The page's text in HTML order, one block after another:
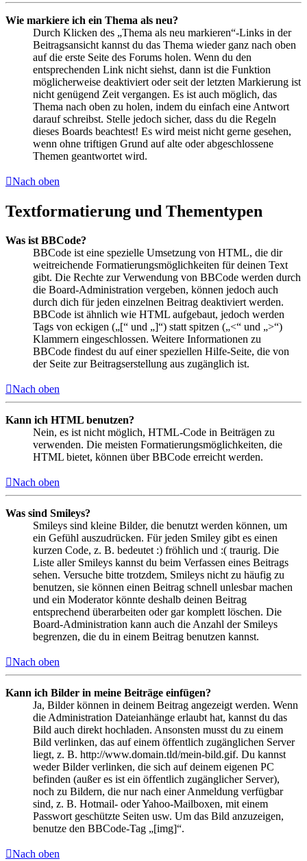
Wie markiere ich ein Thema als neu?
Durch Klicken des „Thema als neu markieren“-Links in der
Beitragsansicht kannst du das Thema wieder ganz nach oben
auf die erste Seite des Forums holen. Wenn du den
entsprechenden Link nicht siehst, dann ist die Funktion
möglicherweise deaktiviert oder seit der letzten Markierung ist
nicht genügend Zeit vergangen. Es ist auch möglich, das
Thema nach oben zu holen, indem du einfach eine Antwort
darauf schreibst. Stelle jedoch sicher, dass du die Regeln
dieses Boards beachtest! Es wird meist nicht gerne gesehen,
wenn ohne triftigen Grund auf alte oder abgeschlossene
Themen geantwortet wird.
Nach oben
Textformatierung und Thementypen
Was ist BBCode?
BBCode ist eine spezielle Umsetzung von HTML, die dir
weitreichende Formatierungsmöglichkeiten für deinen Text
gibt. Die Rechte zur Verwendung von BBCode werden durch
die Board-Administration vergeben, können jedoch auch
durch dich für jeden einzelnen Beitrag deaktiviert werden.
BBCode ist ähnlich wie HTML aufgebaut, jedoch werden
Tags von eckigen („[“ und „]“) statt spitzen („<“ und „>“)
Klammern eingeschlossen. Weitere Informationen zu
BBCode findest du auf einer speziellen Hilfe-Seite, die von
der Seite zur Beitragserstellung aus zugänglich ist.
Nach oben
Kann ich HTML benutzen?
Nein, es ist nicht möglich, HTML-Code in Beiträgen zu
verwenden. Die meisten Formatierungsmöglichkeiten, die
HTML bietet, können über BBCode erreicht werden.
Nach oben
Was sind Smileys?
Smileys sind kleine Bilder, die benutzt werden können, um
ein Gefühl auszudrücken. Für jeden Smiley gibt es einen
kurzen Code, z. B. bedeutet :) fröhlich und :( traurig. Die
Liste aller Smileys kannst du beim Verfassen eines Beitrags
sehen. Versuche bitte trotzdem, Smileys nicht zu häufig zu
benutzen, sie können einen Beitrag schnell unlesbar machen
und ein Moderator könnte deshalb deinen Beitrag
entsprechend überarbeiten oder gar komplett löschen. Die
Board-Administration kann auch die Anzahl der Smileys
begrenzen, die du in einem Beitrag benutzen kannst.
Nach oben
Kann ich Bilder in meine Beiträge einfügen?
Ja, Bilder können in deinem Beitrag angezeigt werden. Wenn
die Administration Dateianhänge erlaubt hat, kannst du das
Bild auch direkt hochladen. Ansonsten musst du zu einem
Bild verlinken, das auf einem öffentlich zugänglichen Server
liegt, z. B. http://www.domain.tld/mein-bild.gif. Du kannst
weder Bilder verlinken, die sich auf deinem eigenen PC
befinden (außer es ist ein öffentlich zugänglicher Server),
noch zu Bildern, die nur nach einer Anmeldung verfügbar
sind, z. B. Hotmail- oder Yahoo-Mailboxen, mit einem
Passwort geschützte Seiten usw. Um das Bild anzuzeigen,
benutze den BBCode-Tag „[img]“.
Nach oben